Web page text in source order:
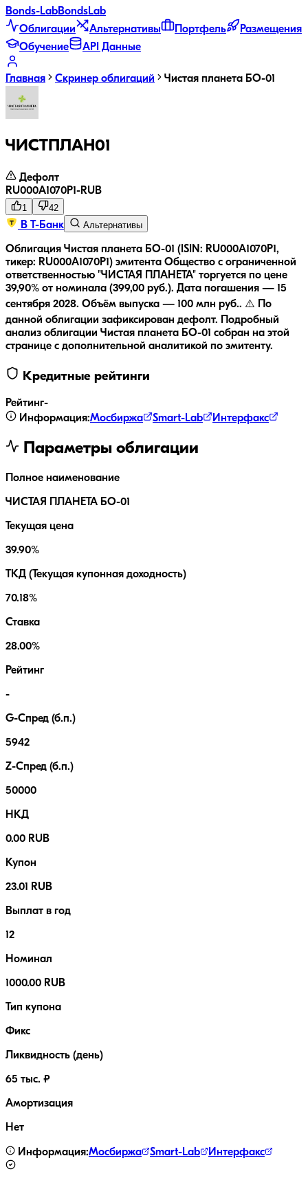
Bonds-LabBondsLab
Облигации
Альтернативы Портфель
Размещения
Обучение
API Данные
Главная Скринер облигаций Чистая планета БО-01
ЧИСТПЛАН01
Дефолт
RU000A1070P1-RUB
1 42
В Т-Банк Альтернативы
Облигация Чистая планета БО-01 (ISIN: RU000A1070P1,
тикер: RU000A1070P1) эмитента Общество с ограниченной
ответственностью "ЧИСТАЯ ПЛАНЕТА" торгуется по цене
39,90% от номинала (399,00 руб.). Дата погашения — 15
сентября 2028. Объём выпуска — 100 млн руб.. ⚠️ По
данной облигации зафиксирован дефолт.
Подробный
анализ облигации Чистая планета БО-01 собран на этой
странице с дополнительной аналитикой по эмитенту.
Кредитные рейтинги
Рейтинг-
Информация:Мосбиржа Smart-Lab Интерфакс
Параметры облигации
Полное наименование
ЧИСТАЯ ПЛАНЕТА БО-01
Текущая цена
39.90%
ТКД (Текущая купонная доходность)
70.18%
Ставка
28.00%
Рейтинг
-
G-Спред (б.п.)
5942
Z-Спред (б.п.)
50000
НКД
0.00 RUB
Купон
23.01 RUB
Выплат в год
12
Номинал
1000.00 RUB
Тип купона
Фикс
Ликвидность (день)
65 тыс. ₽
Амортизация
Нет
Информация:Мосбиржа Smart-Lab Интерфакс